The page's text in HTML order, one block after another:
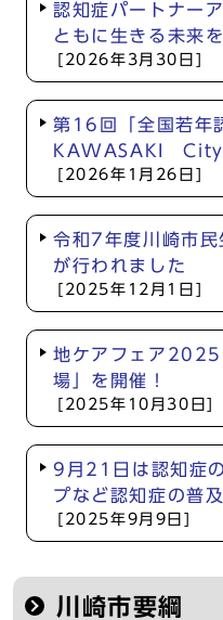
認知症パートナー
ともに生きる未来
[2026年3月30日]
第16回「全国若
KAWASAKI City
[2026年1月26日]
令和7年度川崎市民
が行われました
[2025年12月1日]
地ケアフェア2025
場」を開催！
[2025年10月30日]
9月21日は認知症
プなど認知症の普
[2025年9月9日]
川崎市要綱